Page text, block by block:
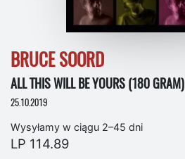
BRUCE SOORD
ALL THIS WILL BE YOURS (180 GRAM)
25.10.2019
Wysyłamy w ciągu 2–45 dni
LP 114.89